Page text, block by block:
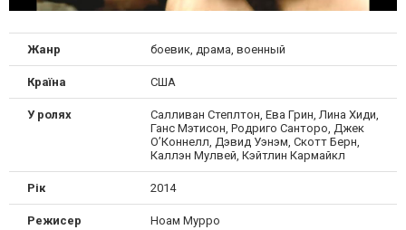
Жанр боевик, драма, военный
Країна США
У ролях
Салливан Степлтон, Ева Грин, Лина Хиди,
Ганс Мэтисон, Родриго Санторо, Джек
О’Коннелл, Дэвид Уэнэм, Скотт Берн,
Каллэн Мулвей, Кэйтлин Кармайкл
Рік 2014
Режисер Ноам Мурро